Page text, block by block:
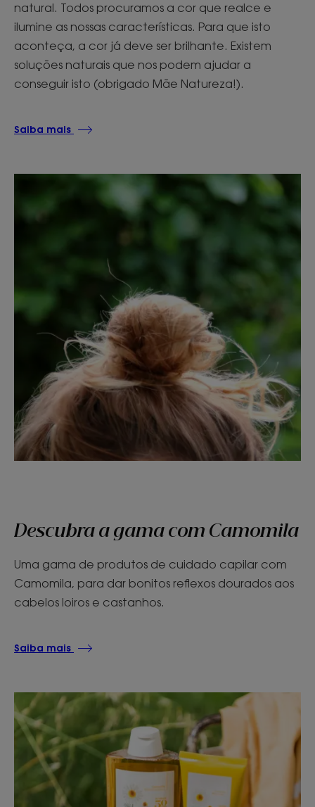
natural. Todos procuramos a cor que realce e
ilumine as nossas características. Para que isto
aconteça, a cor já deve ser brilhante. Existem
soluções naturais que nos podem ajudar a
conseguir isto (obrigado Mãe Natureza!).
Saiba mais
Descubra a gama com Camomila
Uma gama de produtos de cuidado capilar com
Camomila, para dar bonitos reflexos dourados aos
cabelos loiros e castanhos.
Saiba mais